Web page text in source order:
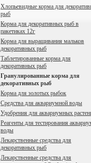
Хлопьевидные корма для
рыб
Корма для декоративных рыб в
пакетиках 12г
Корма для выращивания мальков
декоративных рыб
Таблетированные корма для
декоративных рыб
Гранулированные корма для
декоративных рыб
Корма для золотых рыбок
Средства для аквариумной воды
Удобрения для аквариумных
Реагенты для тестирования
воды
Лекарственные средства для
декоративных рыб
Лекарственные средства для